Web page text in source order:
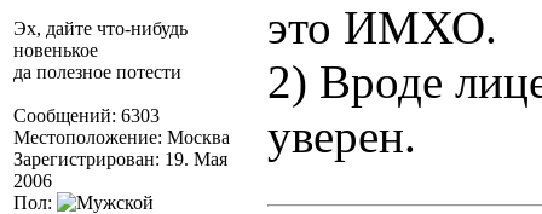
Эх, дайте что-нибудь
новенькое
да полезное потести
Сообщений: 6303
Местоположение: Москва
Зарегистрирован: 19. Мая
2006
Пол:
это ИМХО.
2) Вроде
уверен.